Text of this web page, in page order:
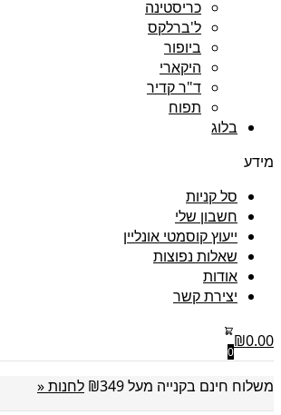
כריסטינה
ל'ברלקס
ביופור
היקארי
ד"ר קדיר
תפוח
בלוג
מידע
סל קניות
חשבון שלי
ייעוץ קוסמטי אונליין
שאלות נפוצות
אודות
יצירת קשר
₪0.00
0
משלוח חינם בקנייה מעל ₪349
לחנות «